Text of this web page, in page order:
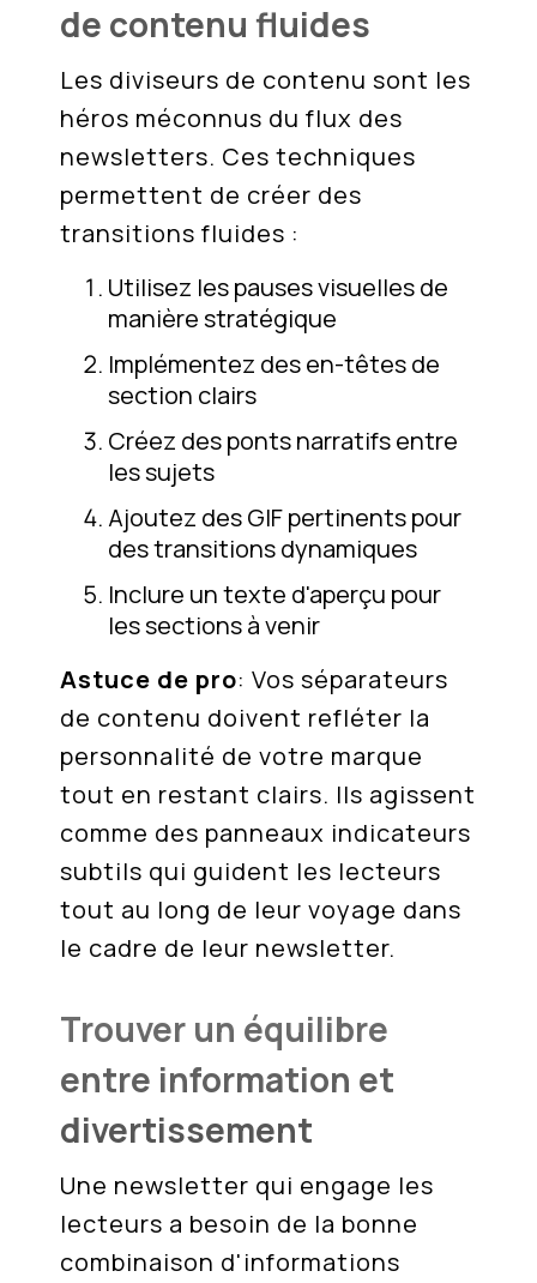
de contenu fluides
Les diviseurs de contenu sont les
héros méconnus du flux des
newsletters. Ces techniques
permettent de créer des
transitions fluides :
Utilisez les pauses visuelles de
manière stratégique
Implémentez des en-têtes de
section clairs
Créez des ponts narratifs entre
les sujets
Ajoutez des GIF pertinents pour
des transitions dynamiques
Inclure un texte d'aperçu pour
les sections à venir
Astuce de pro: Vos séparateurs
de contenu doivent refléter la
personnalité de votre marque
tout en restant clairs. Ils agissent
comme des panneaux indicateurs
subtils qui guident les lecteurs
tout au long de leur voyage dans
le cadre de leur newsletter.
Trouver un équilibre
entre information et
divertissement
Une newsletter qui engage les
lecteurs a besoin de la bonne
combinaison d'informations